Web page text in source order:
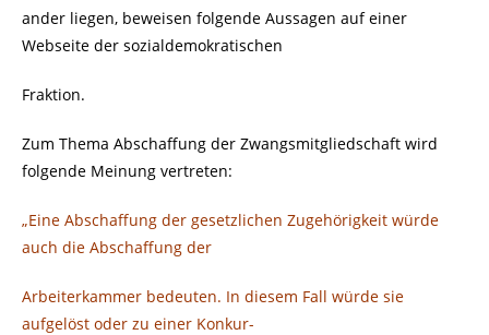
ander liegen, beweisen folgende Aussagen auf einer
Webseite der sozialdemokratischen
Fraktion.
Zum Thema Abschaffung der Zwangsmitgliedschaft wird
folgende Meinung vertreten:
„Eine Abschaffung der gesetzlichen Zugehörigkeit würde
auch die Abschaffung der
Arbeiterkammer bedeuten. In diesem Fall würde sie
aufgelöst oder zu einer Konkur-